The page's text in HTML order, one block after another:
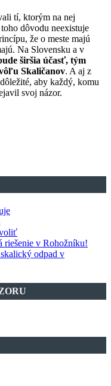
tí, ktorým na nej
dôvodu neexistuje
že o meste majú
Na Slovensku a v
širšia účasť, tým
Skaličanov. A aj z
aby každý, komu
svoj názor.
riešenie v Rohožníku!
odpad v